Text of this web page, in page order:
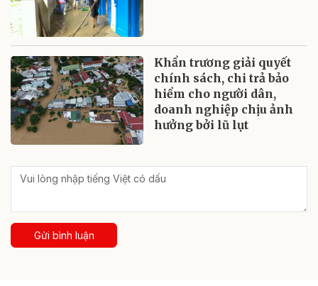
Khẩn trương giải quyết
chính sách, chi trả bảo
hiểm cho người dân,
doanh nghiệp chịu ảnh
hưởng bởi lũ lụt
Gửi bình luận